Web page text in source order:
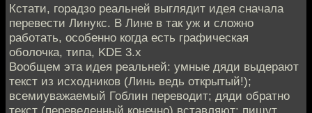
Кстати, горадзо реальней выглядит идея сначала
перевести Линукс. В Лине в так уж и сложно
работать, особенно когда есть графическая
оболочка, типа, KDE 3.x
Вообщем эта идея реальней: умные дяди выдерают
текст из исходников (Линь ведь открытый!);
всемиуважаемый Гоблин переводит; дяди обратно
текст (переведенный конечно) вставляют; пишут